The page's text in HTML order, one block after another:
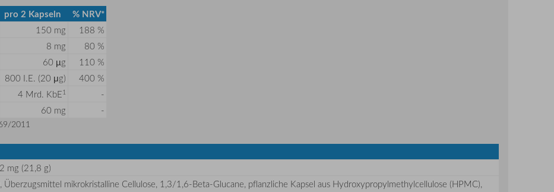
pro 2 Kapseln
% NRV*
150 mg 188 %
8 mg 80 %
60 µg 110 %
800 I.E. (20 μg) 400 %
4 Mrd. KbE1 -
60 mg -
2011
mg (21,8 g)
Überzugsmittel mikrokristalline Cellulose, 1,3/1,6-Beta-Glucane, pflanzliche Kapsel aus Hydroxypropylmethylcellulose (HPMC),